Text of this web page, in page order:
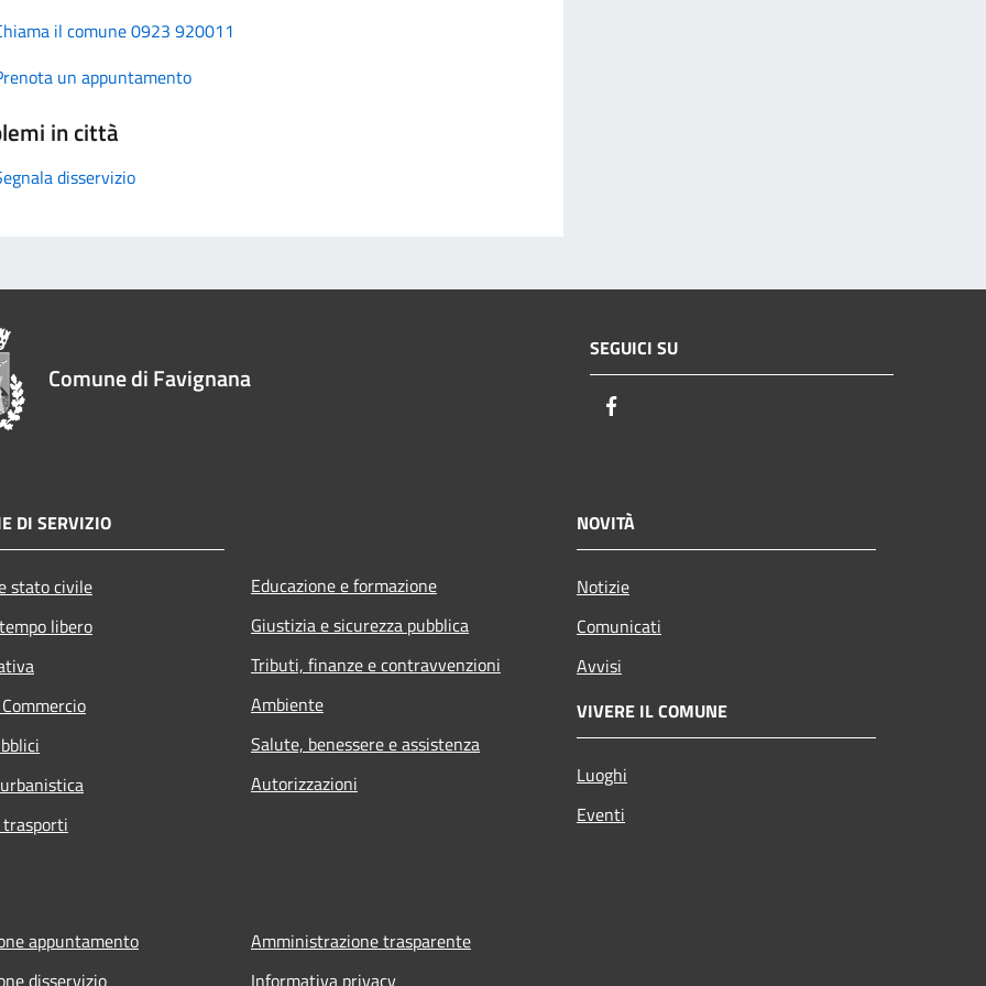
il comune 0923 920011
un appuntamento
in città
disservizio
Comune di Favignana
SEGUICI SU
DI SERVIZIO
stato civile
libero
Educazione e formazione
Giustizia e sicurezza pubblica
Tributi, finanze e contravvenzioni
Ambiente
Salute, benessere e assistenza
Autorizzazioni
NOVITÀ
Notizie
Comunicati
Avvisi
VIVERE IL COMUNE
Luoghi
Eventi
appuntamento
disservizio
Amministrazione trasparente
Informativa privacy